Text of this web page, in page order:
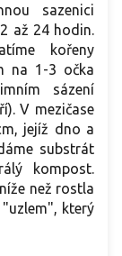
sazenici
až 24 hodin.
kořeny
na 1-3 očka
sázení
V mezičase
jejíž dno a
substrát
kompost.
než rostla
který